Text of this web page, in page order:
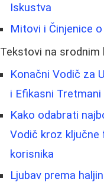
Iskustva
Mitovi i Činjenice
Tekstovi na srodnim
Konačni Vodič za
i Efikasni Tretmani
Kako odabrati
Vodič kroz ključne
korisnika
Ljubav prema